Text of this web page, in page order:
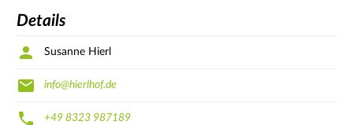
Details
Susanne Hierl
info@hierlhof.de
+49 8323 987189